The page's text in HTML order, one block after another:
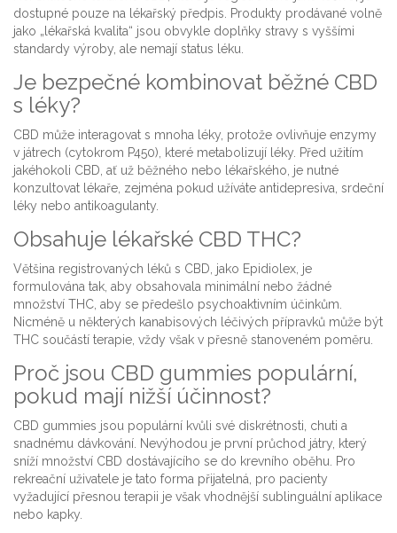
dostupné pouze na lékařský předpis. Produkty prodávané volně
jako „lékařská kvalita“ jsou obvykle doplňky stravy s vyššími
standardy výroby, ale nemají status léku.
Je bezpečné kombinovat běžné CBD
s léky?
CBD může interagovat s mnoha léky, protože ovlivňuje enzymy
v játrech (cytokrom P450), které metabolizují léky. Před užitím
jakéhokoli CBD, ať už běžného nebo lékařského, je nutné
konzultovat lékaře, zejména pokud užíváte antidepresiva, srdeční
léky nebo antikoagulanty.
Obsahuje lékařské CBD THC?
Většina registrovaných léků s CBD, jako Epidiolex, je
formulována tak, aby obsahovala minimální nebo žádné
množství THC, aby se předešlo psychoaktivním účinkům.
Nicméně u některých kanabisových léčivých přípravků může být
THC součástí terapie, vždy však v přesně stanoveném poměru.
Proč jsou CBD gummies populární,
pokud mají nižší účinnost?
CBD gummies jsou populární kvůli své diskrétnosti, chuti a
snadnému dávkování. Nevýhodou je první průchod játry, který
sníží množství CBD dostávajícího se do krevního oběhu. Pro
rekreační uživatele je tato forma přijatelná, pro pacienty
vyžadující přesnou terapii je však vhodnější sublinguální aplikace
nebo kapky.